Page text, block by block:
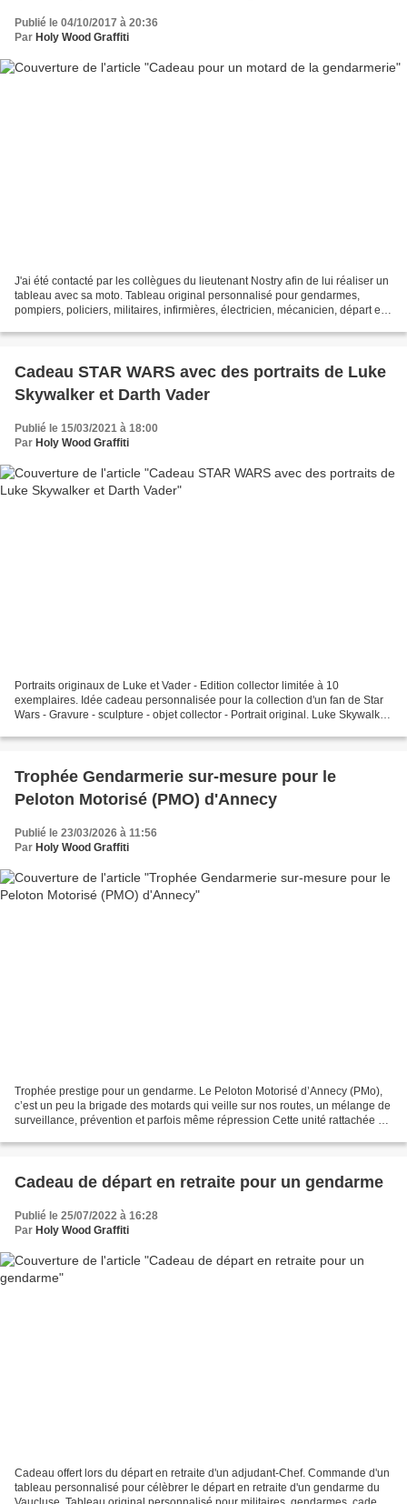
Publié le 04/10/2017 à 20:36
Par Holy Wood Graffiti
J'ai été contacté par les collègues du lieutenant Nostry afin de lui réaliser un
tableau avec sa moto. Tableau original personnalisé pour gendarmes,
pompiers, policiers, militaires, infirmières, électricien, mécanicien, départ en
Cadeau STAR WARS avec des portraits de Luke
Skywalker et Darth Vader
Publié le 15/03/2021 à 18:00
Par Holy Wood Graffiti
Portraits originaux de Luke et Vader - Edition collector limitée à 10
exemplaires. Idée cadeau personnalisée pour la collection d'un fan de Star
Wars - Gravure - sculpture - objet collector - Portrait original. Luke Skywalker
Trophée Gendarmerie sur-mesure pour le
Peloton Motorisé (PMO) d'Annecy
Publié le 23/03/2026 à 11:56
Par Holy Wood Graffiti
Trophée prestige pour un gendarme. Le Peloton Motorisé d’Annecy (PMo),
c’est un peu la brigade des motards qui veille sur nos routes, un mélange de
surveillance, prévention et parfois même répression Cette unité rattachée à
Cadeau de départ en retraite pour un gendarme
Publié le 25/07/2022 à 16:28
Par Holy Wood Graffiti
Cadeau offert lors du départ en retraite d'un adjudant-Chef. Commande d'un
tableau personnalisé pour célèbrer le départ en retraite d'un gendarme du